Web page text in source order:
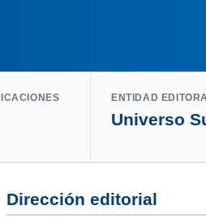
ENTIDAD
Universo
Dirección editorial